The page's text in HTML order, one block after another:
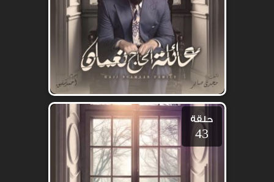
حلقة
43